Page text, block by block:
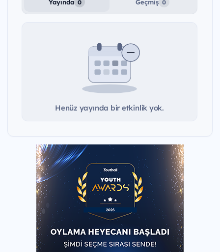
Yayında 0 Geçmiş 0
Henüz yayında bir etkinlik yok.